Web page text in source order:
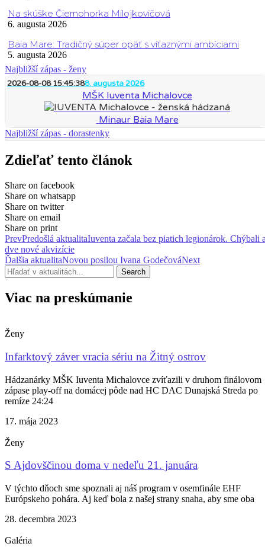
Na skúške Čiernohorka Milojkovičová
6. augusta 2026
Baia Mare: Tradičný súper opäť s víťaznými ambíciami
5. augusta 2026
Najbližší zápas - ženy
2026-08-08 15:45:388. augusta 2026
MŠK Iuventa Michalovce
Minaur Baia Mare
Najbližší zápas - dorastenky
Zdieľať tento článok
Share on facebook
Share on whatsapp
Share on twitter
Share on email
Share on print
PrevPredošlá aktualitaIuventa začala bez piatich legionárok. Chýbali
dve nové akvizície
Ďalšia aktualitaNovou posilou Ivana GodečováNext
Search
Viac na preskúmanie
Ženy
Infarktový záver vracia sériu na Žitný ostrov
Hádzanárky MŠK Iuventa Michalovce zvíťazili v druhom finálovom
zápase play-off na domácej pôde nad HC DAC Dunajská Streda po
remíze 24:24
17. mája 2023
Ženy
S Ajdovščinou doma v nedeľu 21. januára
V týchto dňoch sme spoznali aj náš program v osemfinále EHF
Európskeho pohára. Aj keď bola z našej strany snaha, aby sme oba
28. decembra 2023
Galéria